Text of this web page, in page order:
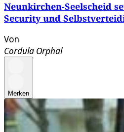
Neunkirchen-Seelscheid
Security und
Von
Cordula Orphal
Merken